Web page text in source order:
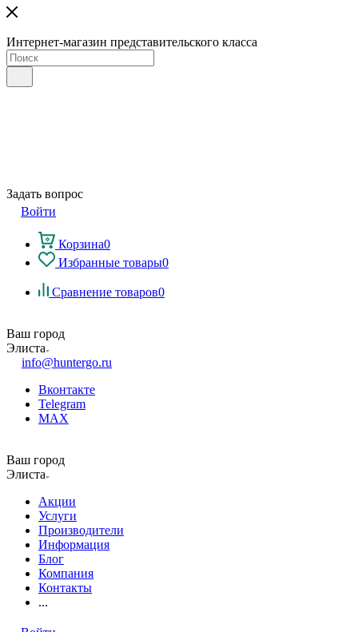
Интернет-магазин представительского класса
Задать вопрос
Войти
Корзина0
Избранные товары0
Сравнение товаров0
Ваш город
Элиста
info@huntergo.ru
Вконтакте
Telegram
MAX
Ваш город
Элиста
Акции
Услуги
Производители
Информация
Блог
Компания
Контакты
...